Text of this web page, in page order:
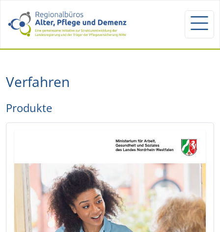
Verfahren
Produkte